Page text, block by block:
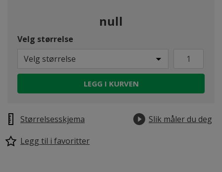
null
Velg størrelse
Velg størrelse
LEGG I KURVEN
Størrelsesskjema
Slik måler du deg
Legg til i favoritter